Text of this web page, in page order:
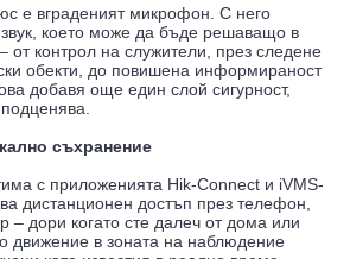
е вграденият микрофон. С него
което може да бъде решаващо в
от контрол на служители, през следене
обекти, до повишена информираност
добавя още един слой сигурност,
съхранение
с приложенията Hik-Connect и iVMS-
дистанционен достъп през телефон,
– дори когато сте далеч от дома или
движение в зоната на наблюдение